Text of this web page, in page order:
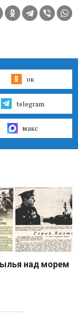
ок
telegram
макс
над морем